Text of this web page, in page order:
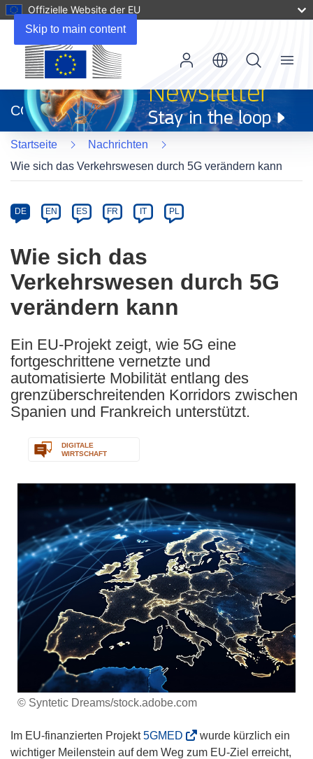
Skip to main content
Offizielle Website der EU
neuem
Fenster)
CORDIS
Menu
Startseite
Nachrichten
Wie sich das Verkehrswesen durch 5G verändern kann
Category
Article
available
the
following
languages:
DE EN ES FR IT PL
Wie sich das
Verkehrswesen durch 5G
verändern kann
Ein EU-Projekt zeigt, wie 5G eine
fortgeschrittene vernetzte und
automatisierte Mobilität entlang des
grenzüberschreitenden Korridors zwischen
Spanien und Frankreich unterstützt.
DIGITALE
WIRTSCHAFT
© Syntetic Dreams/stock.adobe.com
Im EU-finanzierten Projekt5GMED
ö
wurde kürzlich ein
wichtiger Meilenstein auf dem Weg zum EU-Ziel erreicht,